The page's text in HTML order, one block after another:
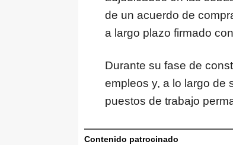
de un acuerdo de
a largo plazo firmado
Durante su fase de
empleos y, a lo largo de
puestos de trabajo
Contenido patrocinado